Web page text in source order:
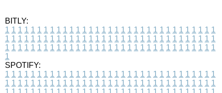
BITLY:
1 1 1 1 1 1 1 1 1 1 1 1 1 1 1 1 1 1 1 1 1 1 1 1 1 1 1 1 1 1 1 1 1
1 1 1 1 1 1 1 1 1 1 1 1 1 1 1 1 1 1 1 1 1 1 1 1 1 1 1 1 1 1 1 1 1
1 1 1 1 1 1 1 1 1 1 1 1 1 1 1 1 1 1 1 1 1 1 1 1 1 1 1 1 1 1 1 1 1
1
SPOTIFY:
1 1 1 1 1 1 1 1 1 1 1 1 1 1 1 1 1 1 1 1 1 1 1 1 1 1 1 1 1 1 1 1 1
1 1 1 1 1 1 1 1 1 1 1 1 1 1 1 1 1 1 1 1 1 1 1 1 1 1 1 1 1 1 1 1 1